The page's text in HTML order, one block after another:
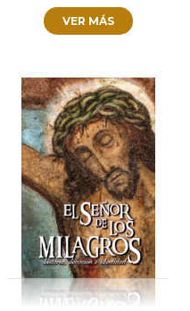
VER MÁS